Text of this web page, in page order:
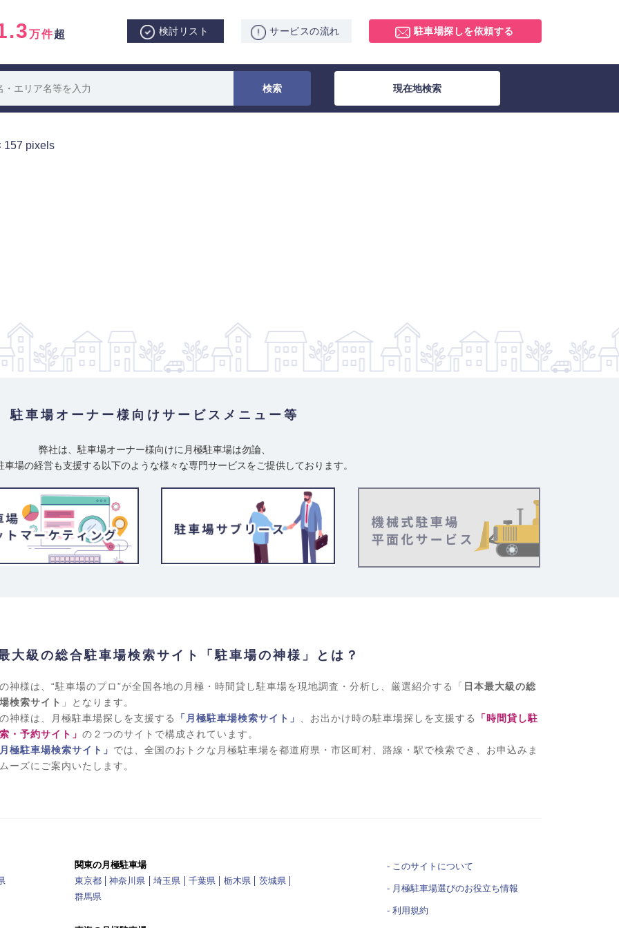
万件超 検討リスト サービスの流れ 駐車場探しを依頼する
現在地検索
157 pixels
駐車場オーナー様向け サービスメニュー等
弊社は、駐車場オーナー様向けに月極駐車場は勿論、
車場の経営も支援する以下のような様々な専門サービスをご提供しております。
大級の総合駐車場検索サイト「駐車場の神様」とは？
神様は、“駐車場のプロ”が全国各地の月極・時間貸し駐車場を現地調査・分析し、厳選紹介する「 日本最大級の総
検索サイト 」となります。
神様は、月極駐車場探しを支援する
「月極駐車場検索サイト」 、お出かけ時の駐車場探しを支援する
「時間貸し駐
・予約サイト」 の２つのサイトで構成されています。
極駐車場検索サイト」 では、全国のおトクな月極駐車場を都道府県・市区町村、路線・駅で検索でき、お申込みま
ーズにご案内いたします。
関東の月極駐車場
東京都
神奈川県 埼玉県 千葉県 栃木県
茨城県
群馬県
このサイトについて
月極駐車場選びのお役立ち情報
利用規約